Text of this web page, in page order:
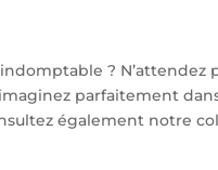
?
parfaitement
également notre